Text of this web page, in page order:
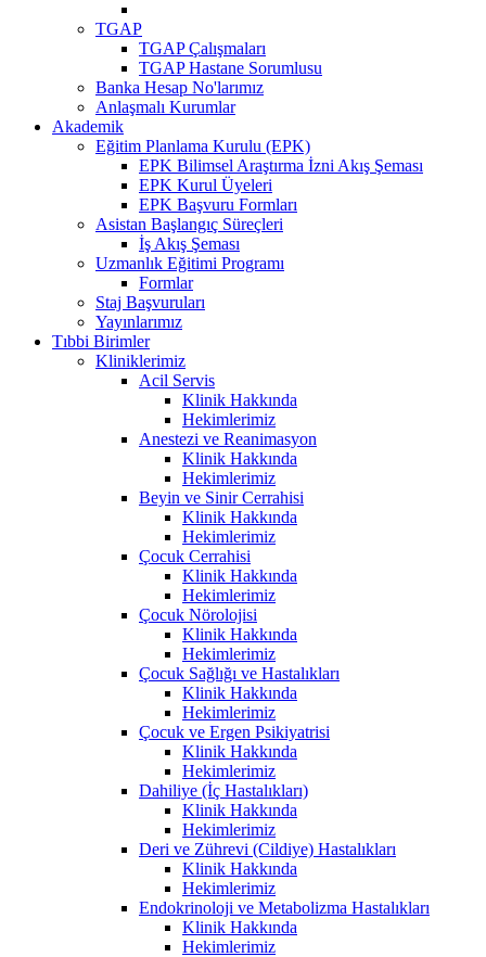
TGAP
TGAP Çalışmaları
TGAP Hastane Sorumlusu
Banka Hesap No'larımız
Anlaşmalı Kurumlar
Akademik
Eğitim Planlama Kurulu (EPK)
EPK Bilimsel Araştırma İzni Akış Şeması
EPK Kurul Üyeleri
EPK Başvuru Formları
Asistan Başlangıç Süreçleri
İş Akış Şeması
Uzmanlık Eğitimi Programı
Formlar
Staj Başvuruları
Yayınlarımız
Tıbbi Birimler
Kliniklerimiz
Acil Servis
Klinik Hakkında
Hekimlerimiz
Anestezi ve Reanimasyon
Klinik Hakkında
Hekimlerimiz
Beyin ve Sinir Cerrahisi
Klinik Hakkında
Hekimlerimiz
Çocuk Cerrahisi
Klinik Hakkında
Hekimlerimiz
Çocuk Nörolojisi
Klinik Hakkında
Hekimlerimiz
Çocuk Sağlığı ve Hastalıkları
Klinik Hakkında
Hekimlerimiz
Çocuk ve Ergen Psikiyatrisi
Klinik Hakkında
Hekimlerimiz
Dahiliye (İç Hastalıkları)
Klinik Hakkında
Hekimlerimiz
Deri ve Zührevi (Cildiye) Hastalıkları
Klinik Hakkında
Hekimlerimiz
Endokrinoloji ve Metabolizma Hastalıkları
Klinik Hakkında
Hekimlerimiz